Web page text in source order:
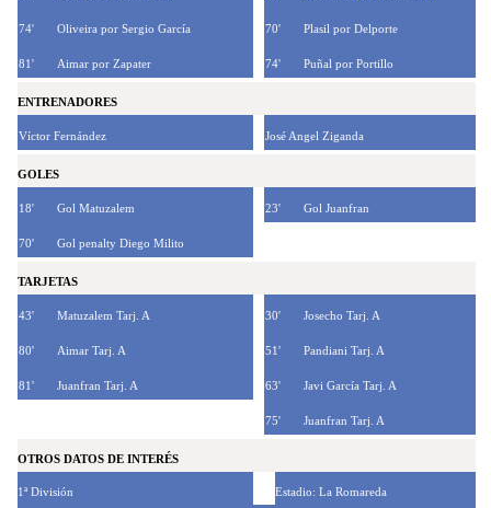
74' Oliveira por Sergio García
81' Aimar por Zapater
70' Plasil por Delporte
74' Puñal por Portillo
ENTRENADORES
Víctor Fernández José Angel Ziganda
GOLES
18' Gol Matuzalem
70' Gol penalty Diego Milito
23' Gol Juanfran
TARJETAS
43' Matuzalem Tarj. A
80' Aimar Tarj. A
81' Juanfran Tarj. A
30' Josecho Tarj. A
51' Pandiani Tarj. A
63' Javi García Tarj. A
75' Juanfran Tarj. A
OTROS DATOS DE INTERÉS
1ª División Estadio: La Romareda